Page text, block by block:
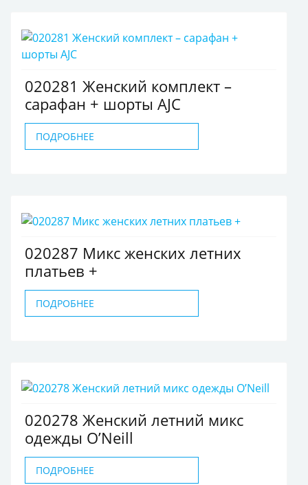
020281 Женский комплект –
сарафан + шорты AJC
ПОДРОБНЕЕ
020287 Микс женских летних
платьев +
ПОДРОБНЕЕ
020278 Женский летний микс
одежды O’Neill
ПОДРОБНЕЕ